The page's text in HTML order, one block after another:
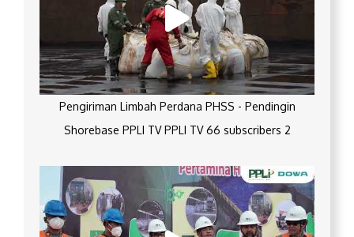
Pengiriman Limbah Perdana PHSS - Pendingin
Shorebase PPLI TV PPLI TV 66 subscribers 2